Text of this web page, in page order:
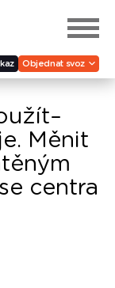
Objednat svoz
Měnit
centra